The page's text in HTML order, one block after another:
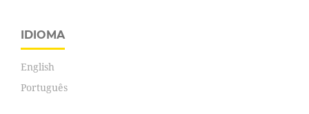
IDIOMA
English
Português